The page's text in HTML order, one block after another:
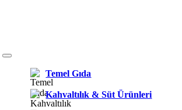
Temel Gıda
Kahvaltılık & Süt Ürünleri